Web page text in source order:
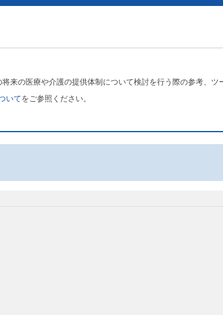
来の医療や介護の提供体制について検討を行う際の参考、ツ
いてをご参照ください。